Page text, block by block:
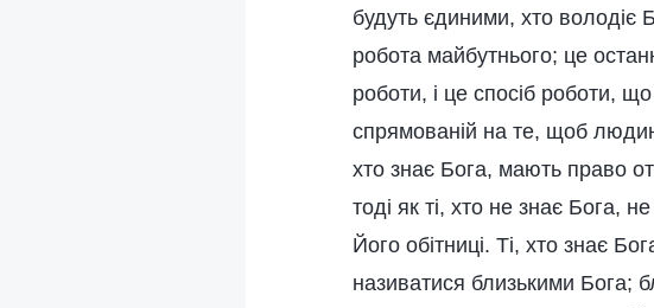
будуть єдиними, хто
робота майбутнього; це
роботи, і це спосіб роботи,
спрямованій на те, щоб
хто знає Бога, мають право
тоді як ті, хто не знає Бога,
Його обітниці. Ті, хто знає
називатися близькими Бога;